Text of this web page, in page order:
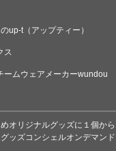
up-t（アップティー）
ス
ームウェアメーカーwundou
オリジナルグッズに１個か
ッズコンシェルオンデマンド